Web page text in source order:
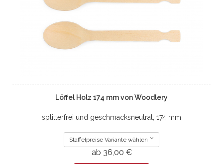
Löffel Holz 174 mm von Woodlery
splitterfrei und geschmacksneutral, 174 mm
Staffelpreise Variante wählen
ab 36,00 €